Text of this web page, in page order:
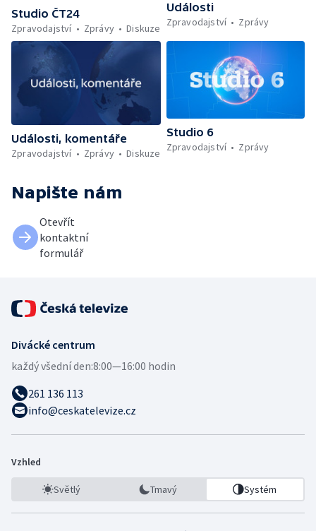
Studio ČT24
Zpravodajství
Zprávy Diskuze
Události
Zpravodajství
Zprávy
Události, komentáře
Zpravodajství
Zprávy Diskuze
Studio 6
Zpravodajství
Zprávy
Napište nám
Otevřít
kontaktní
formulář
Divácké centrum
každý všední den:8:00—16:00 hodin
261 136 113
info@ceskatelevize.cz
Vzhled
Světlý Tmavý Systém